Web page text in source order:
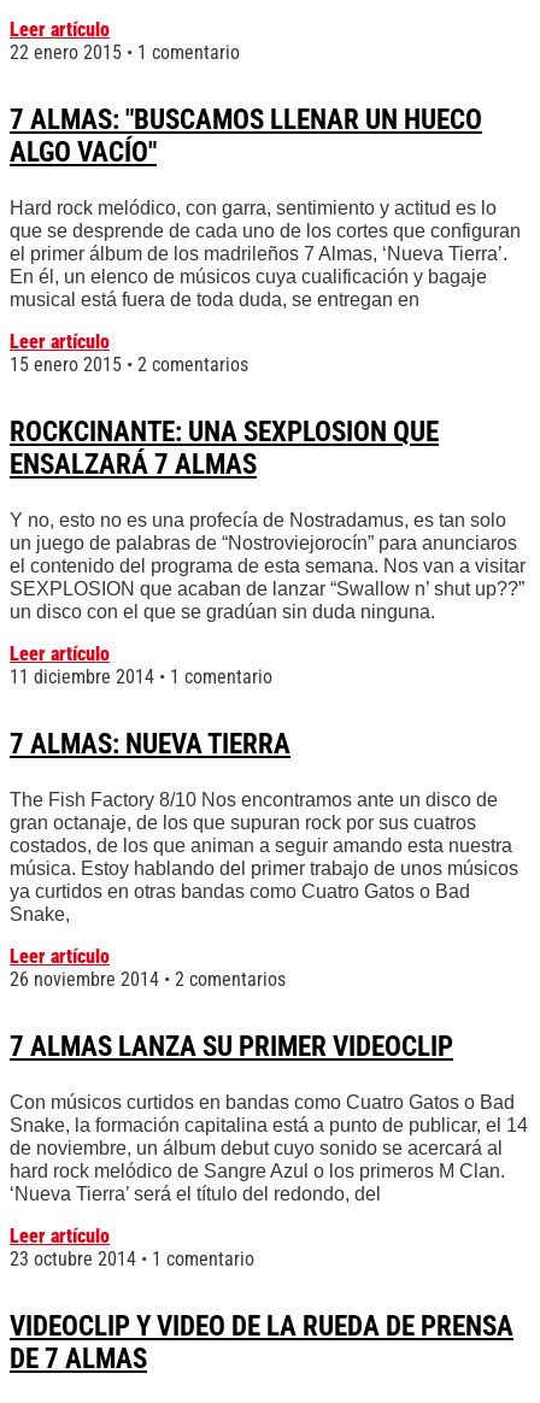
Leer artículo
22 enero 2015
1 comentario
7 ALMAS: "BUSCAMOS LLENAR UN HUECO
ALGO VACÍO"
Hard rock melódico, con garra, sentimiento y actitud es lo
que se desprende de cada uno de los cortes que configuran
el primer álbum de los madrileños 7 Almas, ‘Nueva Tierra’.
En él, un elenco de músicos cuya cualificación y bagaje
musical está fuera de toda duda, se entregan en
Leer artículo
15 enero 2015
2 comentarios
ROCKCINANTE: UNA SEXPLOSION QUE
ENSALZARÁ 7 ALMAS
Y no, esto no es una profecía de Nostradamus, es tan solo
un juego de palabras de “Nostroviejorocín” para anunciaros
el contenido del programa de esta semana. Nos van a visitar
SEXPLOSION que acaban de lanzar “Swallow n’ shut up??”
un disco con el que se gradúan sin duda ninguna.
Leer artículo
11 diciembre 2014
1 comentario
7 ALMAS: NUEVA TIERRA
The Fish Factory 8/10 Nos encontramos ante un disco de
gran octanaje, de los que supuran rock por sus cuatros
costados, de los que animan a seguir amando esta nuestra
música. Estoy hablando del primer trabajo de unos músicos
ya curtidos en otras bandas como Cuatro Gatos o Bad
Snake,
Leer artículo
26 noviembre 2014
2 comentarios
7 ALMAS LANZA SU PRIMER VIDEOCLIP
Con músicos curtidos en bandas como Cuatro Gatos o Bad
Snake, la formación capitalina está a punto de publicar, el 14
de noviembre, un álbum debut cuyo sonido se acercará al
hard rock melódico de Sangre Azul o los primeros M Clan.
‘Nueva Tierra’ será el título del redondo, del
Leer artículo
23 octubre 2014
1 comentario
VIDEOCLIP Y VIDEO DE LA RUEDA DE PRENSA
DE 7 ALMAS